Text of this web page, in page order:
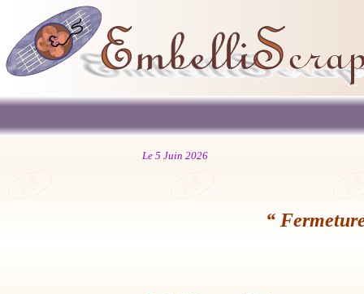
Le 5 Juin 2026
“